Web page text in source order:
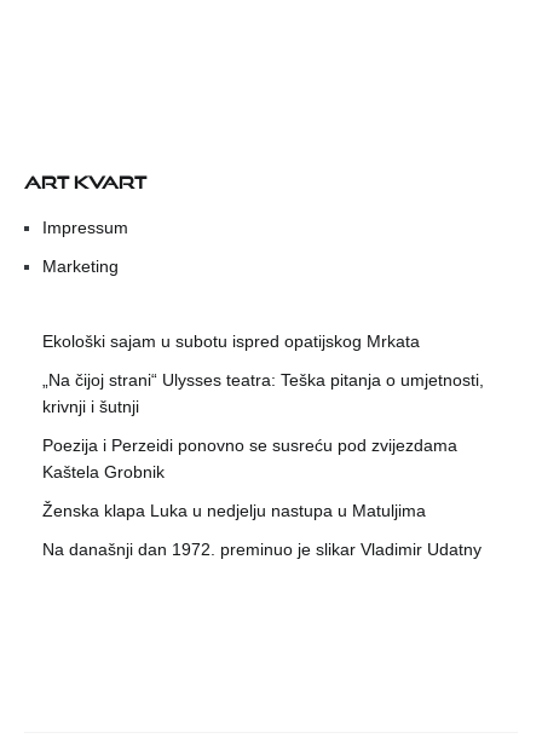
ART KVART
Impressum
Marketing
Ekološki sajam u subotu ispred opatijskog Mrkata
„Na čijoj strani“ Ulysses teatra: Teška pitanja o umjetnosti,
krivnji i šutnji
Poezija i Perzeidi ponovno se susreću pod zvijezdama
Kaštela Grobnik
Ženska klapa Luka u nedjelju nastupa u Matuljima
Na današnji dan 1972. preminuo je slikar Vladimir Udatny